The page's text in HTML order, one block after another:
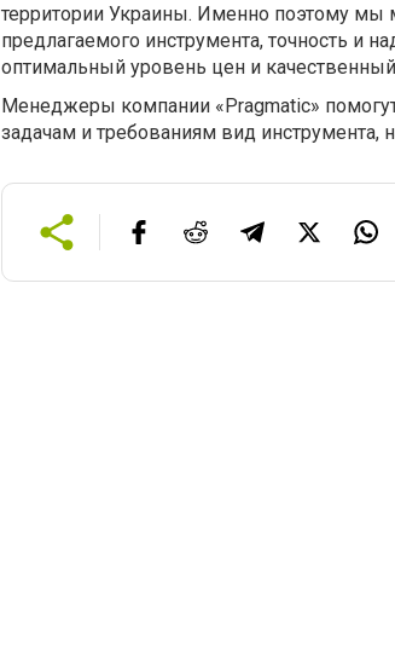
территории Украины. Именно поэтому мы
предлагаемого инструмента, точность и
оптимальный уровень цен и
Менеджеры компании «Рragmatic»
задачам и требованиям вид инструмента,